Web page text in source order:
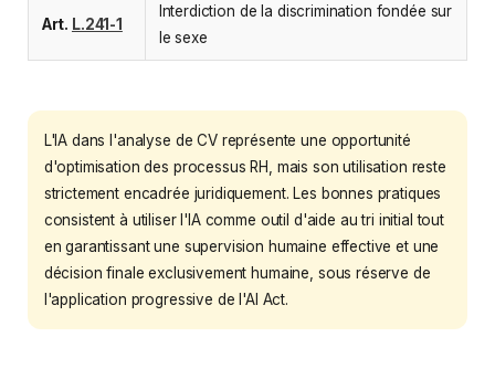
Art. L.241-1
Interdiction de la discrimination fondée sur
le sexe
L'IA dans l'analyse de CV représente une opportunité
d'optimisation des processus RH, mais son utilisation reste
strictement encadrée juridiquement. Les bonnes pratiques
consistent à utiliser l'IA comme outil d'aide au tri initial tout
en garantissant une supervision humaine effective et une
décision finale exclusivement humaine, sous réserve de
l'application progressive de l'AI Act.